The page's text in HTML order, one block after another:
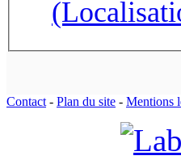
Contact- Plan du site - Mentions